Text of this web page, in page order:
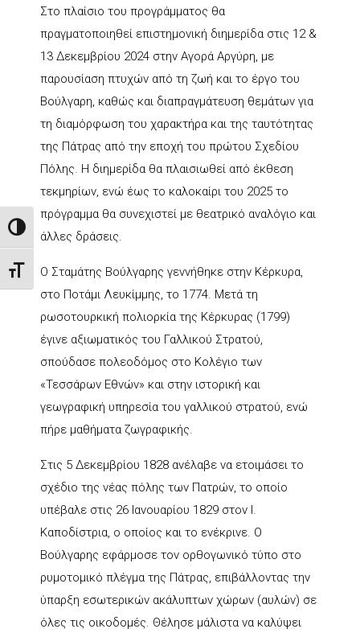
Toggle High Contrast
Toggle Font size
Στο πλαίσιο του προγράμματος θα
πραγματοποιηθεί επιστημονική διημερίδα στις 12 &
13 Δεκεμβρίου 2024 στην Αγορά Αργύρη, με
παρουσίαση πτυχών από τη ζωή και το έργο του
Βούλγαρη, καθώς και διαπραγμάτευση θεμάτων για
τη διαμόρφωση του χαρακτήρα και της ταυτότητας
της Πάτρας από την εποχή του πρώτου Σχεδίου
Πόλης. Η διημερίδα θα πλαισιωθεί από έκθεση
τεκμηρίων, ενώ έως το καλοκαίρι του 2025 το
πρόγραμμα θα συνεχιστεί με θεατρικό αναλόγιο και
άλλες δράσεις.
Ο Σταμάτης Βούλγαρης γεννήθηκε στην Κέρκυρα,
στο Ποτάμι Λευκίμμης, το 1774. Μετά τη
ρωσοτουρκική πολιορκία της Κέρκυρας (1799)
έγινε αξιωματικός του Γαλλικού Στρατού,
σπούδασε πολεοδόμος στο Κολέγιο των
«Τεσσάρων Εθνών» και στην ιστορική και
γεωγραφική υπηρεσία του γαλλικού στρατού, ενώ
πήρε μαθήματα ζωγραφικής.
Στις 5 Δεκεμβρίου 1828 ανέλαβε να ετοιμάσει το
σχέδιο της νέας πόλης των Πατρών, το οποίο
υπέβαλε στις 26 Ιανουαρίου 1829 στον Ι.
Καποδίστρια, ο οποίος και το ενέκρινε. Ο
Βούλγαρης εφάρμοσε τον ορθογωνικό τύπο στο
ρυμοτομικό πλέγμα της Πάτρας, επιβάλλοντας την
ύπαρξη εσωτερικών ακάλυπτων χώρων (αυλών) σε
όλες τις οικοδομές. Θέλησε μάλιστα να καλύψει